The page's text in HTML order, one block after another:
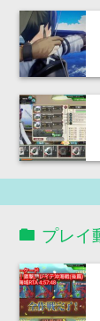
プレイ